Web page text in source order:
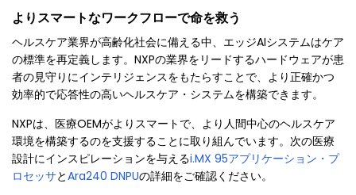
よりスマートなワークフローで命を救う
ヘルスケア業界が高齢化社会に備える中、エッジAIシステムはケア
の標準を再定義します。NXPの業界をリードするハードウェアが患
者の見守りにインテリジェンスをもたらすことで、より正確かつ
効率的で応答性の高いヘルスケア・システムを構築できます。
NXPは、医療OEMがよりスマートで、より人間中心のヘルスケア
環境を構築するのを支援することに取り組んでいます。次の医療
設計にインスピレーションを与えるi.MX 95アプリケーション・プ
ロセッサとAra240 DNPUの詳細をご確認ください。